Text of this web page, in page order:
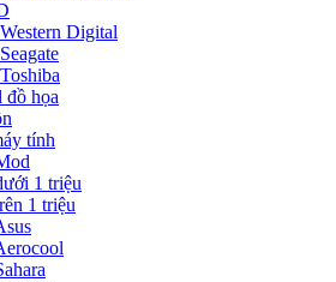
Digital
họa
tính
1 triệu
1 triệu